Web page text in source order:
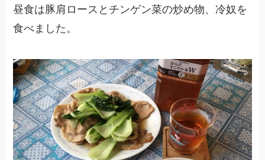
昼食は豚肩ロースとチンゲン菜の炒め物、冷奴を
食べました。